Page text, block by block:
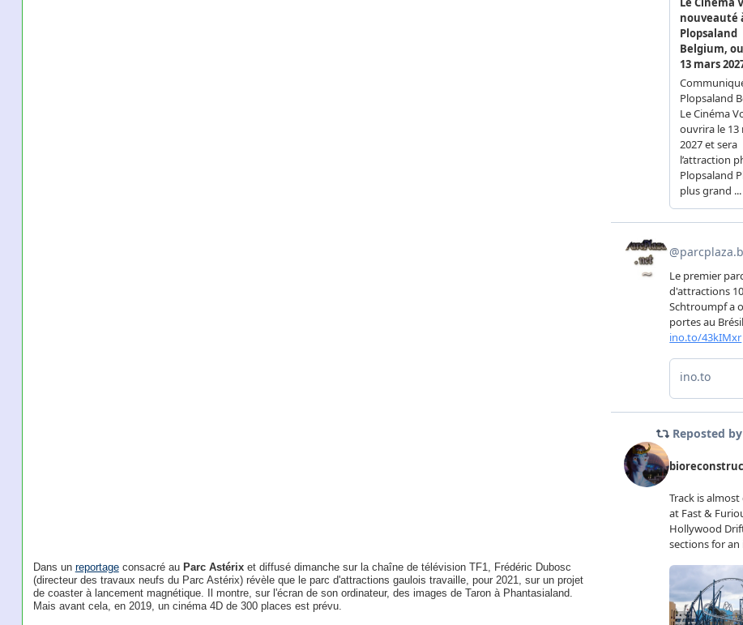
Dans un reportageconsacré au Parc Astérixet diffusé dimanche sur la chaîne de télévision TF1, Frédéric Dubosc
(directeur des travaux neufs du Parc Astérix) révèle que le parc d'attractions gaulois travaille, pour 2021, sur un projet
de coaster à lancement magnétique. Il montre, sur l'écran de son ordinateur, des images de Taron à Phantasialand.
Mais avant cela, en 2019, un cinéma 4D de 300 places est prévu.